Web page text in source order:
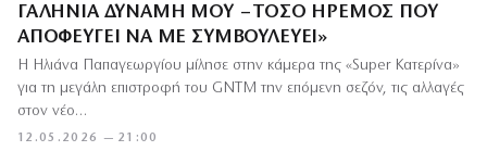
ΓΑΛΉΝΙΑ ΔΎΝΑΜΉ ΜΟΥ – ΤΌΣΟ ΉΡΕΜΟΣ ΠΟΥ
ΑΠΟΦΕΎΓΕΙ ΝΑ ΜΕ ΣΥΜΒΟΥΛΕΎΕΙ»
12.05.2026 — 21:00
Η Ηλιάνα Παπαγεωργίου μίλησε στην κάμερα της «Super Κατερίνα»
για τη μεγάλη επιστροφή του GNTM την επόμενη σεζόν, τις αλλαγές
στον νέο…